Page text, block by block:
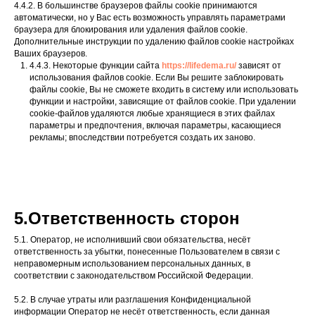
4.4.2. В большинстве браузеров файлы сookie принимаются
автоматически, но у Вас есть возможность управлять параметрами
браузера для блокирования или удаления файлов сookie.
Дополнительные инструкции по удалению файлов cookie настройках
Ваших браузеров.
4.4.3. Некоторые функции сайта https://lifedema.ru/ зависят от
использования файлов cookie. Если Вы решите заблокировать
файлы сookie, Вы не сможете входить в систему или использовать
функции и настройки, зависящие от файлов сookie. При удалении
cookie-файлов удаляются любые хранящиеся в этих файлах
параметры и предпочтения, включая параметры, касающиеся
рекламы; впоследствии потребуется создать их заново.
5.Ответственность сторон
5.1. Оператор, не исполнивший свои обязательства, несёт
ответственность за убытки, понесенные Пользователем в связи с
неправомерным использованием персональных данных, в
соответствии с законодательством Российской Федерации.
5.2. В случае утраты или разглашения Конфиденциальной
информации Оператор не несёт ответственность, если данная